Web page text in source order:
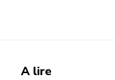
A lire